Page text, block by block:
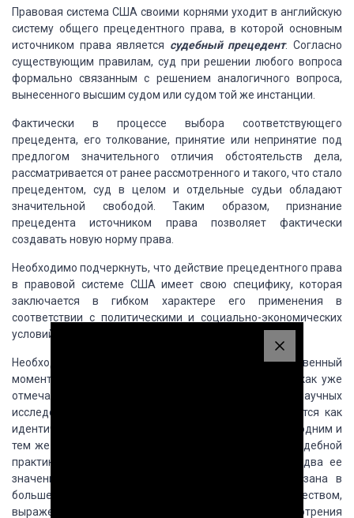
Правовая система США своими корнями уходит в английскую
систему общего прецедентного права, в которой основным
источником права является судебный прецедент. Согласно
существующим правилам, суд при решении любого вопроса
формально связанным с решением аналогичного вопроса,
вынесенного высшим судом или судом той же инстанции.
Фактически в процессе выбора соответствующего
прецедента, его толкование, принятие или непринятие под
предлогом значительного отличия обстоятельств дела,
рассматривается от ранее рассмотренного и такого, что стало
прецедентом, суд в целом и отдельные судьи обладают
значительной свободой. Таким образом, признание
прецедента источником права позволяет фактически
создавать новую норму права.
Необходимо подчеркнуть, что действие прецедентного права
в правовой системе США имеет свою специфику, которая
заключается в гибком характере его применения в
соответствии с политическими и социально-экономических
условий общества.
Необходимо обратить внимание на такой существенный
момент. Судебная практика и судебный прецедент, как уже
отмечалось, не тождественны, хотя в большинстве научных
исследований эти явления и понятия рассматриваются как
идентичные, выступающие по общему правилу и под одним и
тем же названием «прецедент». Когда речь идет о судебной
практике как источнике права, то имеются в виду два ее
значения. Во-первых, это деятельность судов, связана в
большей мере не с правоприменением, а с правотворчеством,
выраженной в выработке в процессе рассмотрения